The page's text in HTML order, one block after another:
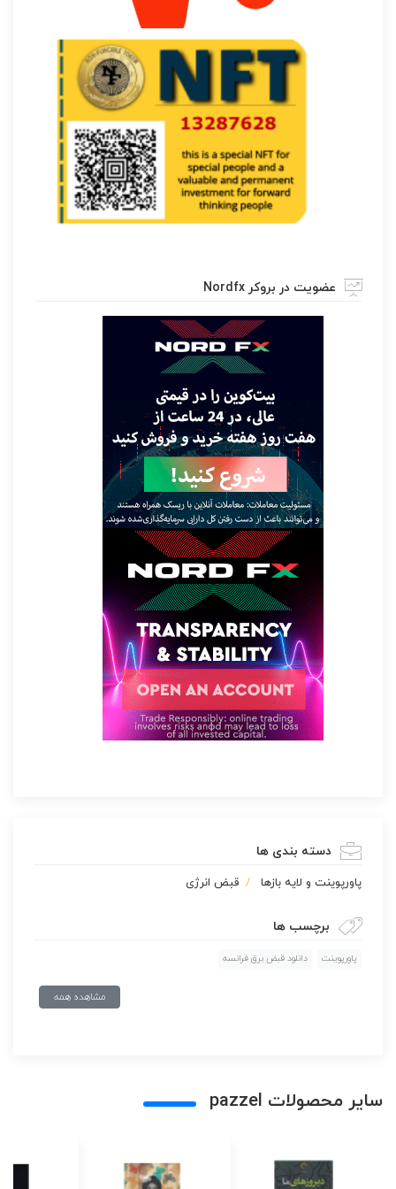
عضویت در بروکر Nordfx
دسته بندی ها
پاورپوينت و لایه بازها قبض انرژی
برچسب ها
پاورپوینت دانلود قبض برق فرانسه
مشاهده همه
سایر محصولات pazzel